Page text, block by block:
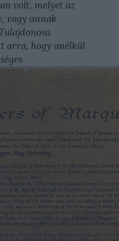
volt, melyet az
vagy annak
arra, hogy anélkül